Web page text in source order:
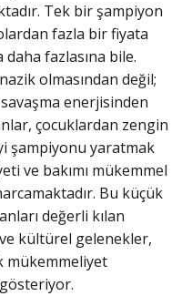
Tek bir şampiyon
fazla bir fiyata
fazlasına bile.
olmasından değil;
enerjisinden
çocuklardan zengin
şampiyonu yaratmak
ve bakımı mükemmel
Bu küçük
değerli kılan
kültürel gelenekler,
mükemmeliyet
gösteriyor.